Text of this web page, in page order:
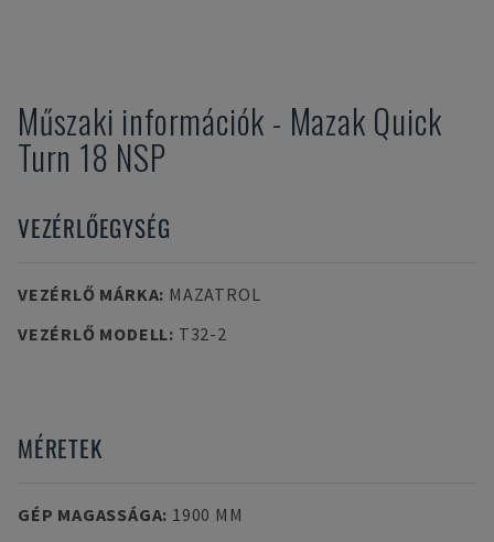
Műszaki információk - Mazak Quick
Turn 18 NSP
VEZÉRLŐEGYSÉG
VEZÉRLŐ MÁRKA: MAZATROL
VEZÉRLŐ MODELL: T32-2
MÉRETEK
GÉP MAGASSÁGA: 1900 MM